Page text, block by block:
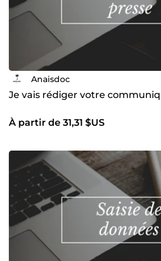
Anaisdoc
Je vais rédiger votre
À partir de 31,31 $US